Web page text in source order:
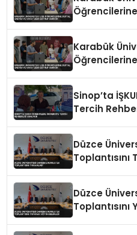
Karabük
Sinop’ta
Tercih
Düzce
Düzce